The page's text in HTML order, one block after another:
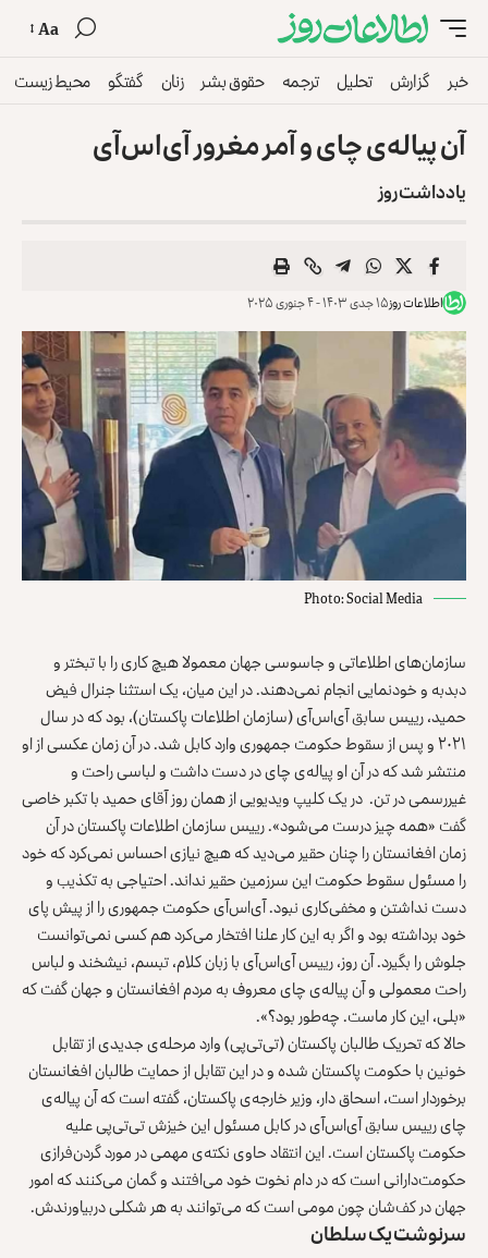
Aa
خبر گزارش تحلیل ترجمه حقوق بشر زنان گفتگو محیط زیست
آن پیاله‌ی چای و آمر مغرور آی‌اس‌آی
یادداشت روز
اطلاعات روز۱۵ جدی ۱۴۰۳ - ۴ جنوری ۲۰۲۵
Photo: Social Media
سازمان‌های اطلاعاتی و جاسوسی جهان معمولا هیچ کاری را با تبختر و
دبدبه و خودنمایی انجام نمی‌دهند. در این میان، یک استثنا جنرال فیض
حمید، رییس سابق آی‌اس‌آی (سازمان اطلاعات پاکستان)، بود که در سال
۲۰۲۱ و پس از سقوط حکومت جمهوری وارد کابل شد. در آن زمان عکسی از او
منتشر شد که در آن او پیاله‌ی چای در دست داشت و لباسی راحت و
غیررسمی در تن. در یک کلیپ ویدیویی از همان روز آقای حمید با تکبر خاصی
گفت «همه چیز درست می‌شود». رییس سازمان اطلاعات پاکستان در آن
زمان افغانستان را چنان حقیر می‌دید که هیچ نیازی احساس نمی‌کرد که خود
را مسئول سقوط حکومت این سرزمین حقیر نداند. احتیاجی به تکذیب و
دست نداشتن و مخفی‌کاری نبود. آی‌اس‌آی حکومت جمهوری را از پیش پای
خود برداشته بود و اگر به این کار علنا افتخار می‌کرد هم کسی نمی‌توانست
جلوش را بگیرد. آن روز، رییس آی‌اس‌آی با زبان کلام، تبسم، نیشخند و لباس
راحت معمولی و آن پیاله‌ی چای معروف به مردم افغانستان و جهان گفت که
«بلی، این کار ماست. چه‌طور بود؟».
حالا که تحریک طالبان پاکستان (تی‌تی‌پی) وارد مرحله‌ی جدیدی از تقابل
خونین با حکومت پاکستان شده و در این تقابل از حمایت طالبان افغانستان
برخوردار است، اسحاق دار، وزیر خارجه‌ی پاکستان، گفته است که آن پیاله‌ی
چای رییس سابق آی‌اس‌آی در کابل مسئول این خیزش تی‌تی‌پی علیه
حکومت پاکستان است. این انتقاد حاوی نکته‌ی مهمی در مورد گردن‌فرازی
حکومت‌دارانی است که در دام نخوت خود می‌افتند و گمان می‌کنند که امور
جهان در کف‌شان چون مومی است که می‌توانند به هر شکلی دربیاورندش.
سرنوشت یک سلطان